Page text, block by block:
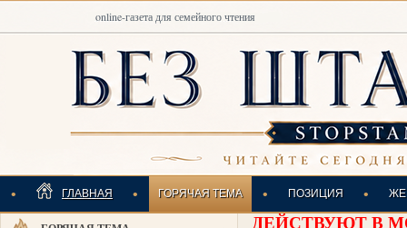
online-газета для семейного чтения
• ГЛАВНАЯ • ГОРЯЧАЯ ТЕМА • ПОЗИЦИЯ •
ДЕЙСТВУЮТ В